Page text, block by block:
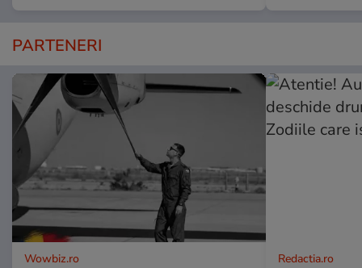
PARTENERI
Wowbiz.ro Redactia.ro